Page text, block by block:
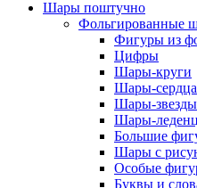
Шары поштучно
Фольгированные
Фигуры из
Цифры
Шары-круги
Шары-сердца
Шары-звезды
Шары-
Большие
Шары с
Особые
Буквы и